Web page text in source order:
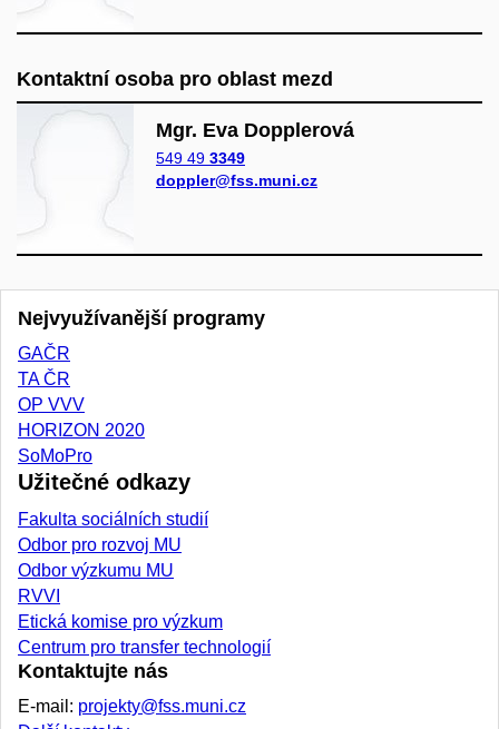
Kontaktní osoba pro oblast mezd
Mgr. Eva Dopplerová
549 49 3349
doppler@fss.muni.cz
Nejvyužívanější programy
GAČR
TA ČR
OP VVV
HORIZON 2020
SoMoPro
Užitečné odkazy
Fakulta sociálních studií
Odbor pro rozvoj MU
Odbor výzkumu MU
RVVI
Etická komise pro výzkum
Centrum pro transfer technologií
Kontaktujte nás
E-mail: projekty@fss.muni.cz